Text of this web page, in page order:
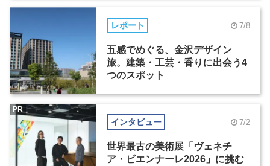
レポート 7/8
五感でめぐる、金沢デザイン
旅。建築・工芸・香りに出会う4
つのスポット
インタビュー 7/2
世界最古の美術展「ヴェネチ
ア・ビエンナーレ2026」に挑む
PR